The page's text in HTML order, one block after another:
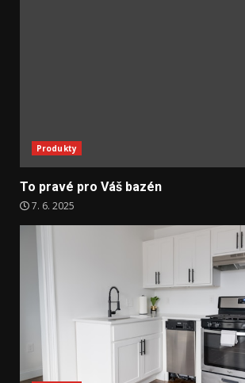
Produkty
To pravé pro Váš bazén
7. 6. 2025